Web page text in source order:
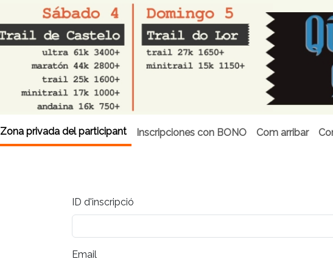
Zona privada del participant Inscripciones con BONO Com arribar
ID d'inscripció
Email